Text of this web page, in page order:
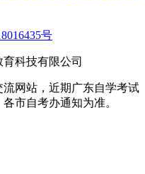
号
科技有限公司
网站，近期广东自学考试
市自考办通知为准。